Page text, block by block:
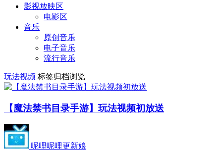
影视放映区
电影区
音乐
原创音乐
电子音乐
流行音乐
玩法视频 标签归档浏览
【魔法禁书目录手游】玩法视频初放送
呢哩呢哩更新娘